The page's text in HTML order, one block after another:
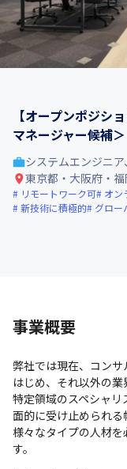
【オープンポジシ
マネージャー候補＞
システムエンジニ
東京都・大阪府・
リモートワーク可 オン
新技術に積極的
グロー
事業概要
弊社では現在、コン
はじめ、それ以外の業
特定領域のスペシャ
面的に受け止められ
様々なタイプの人材
す。